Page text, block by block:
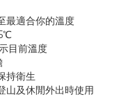
最適合你的溫度
目前溫度
持衛生
山及休閒外出時使用